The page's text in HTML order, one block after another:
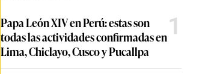
Papa León XIV en Perú: estas son
todas las actividades confirmadas en
Lima, Chiclayo, Cusco y Pucallpa
1